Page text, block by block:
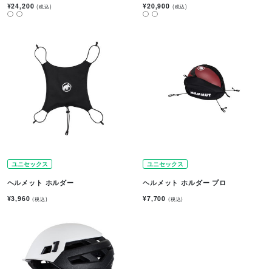
¥24,200(税込)
¥20,900 (税込)
ユニセックス
ヘルメット ホルダー
¥3,960(税込)
ユニセックス
ヘルメット ホルダー プロ
¥7,700 (税込)